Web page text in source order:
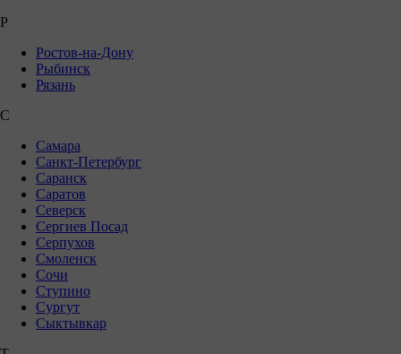
Р
Ростов-на-Дону
Рыбинск
Рязань
С
Самара
Санкт-Петербург
Саранск
Саратов
Северск
Сергиев Посад
Серпухов
Смоленск
Сочи
Ступино
Сургут
Сыктывкар